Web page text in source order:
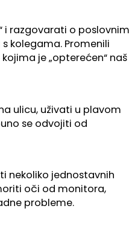
i razgovarati o poslovnim
kolegama. Promenili
je „opterećen“ naš
ulicu, uživati u plavom
se odvojiti od
nekoliko jednostavnih
oči od monitora,
probleme.